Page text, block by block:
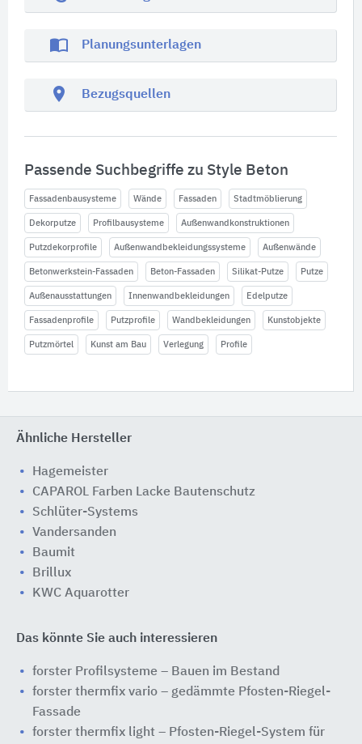
import_contacts Planungsunterlagen
location_on Bezugsquellen
Passende Suchbegriffe zu Style Beton
Fassadenbausysteme Wände Fassaden Stadtmöblierung
Dekorputze Profilbausysteme Außenwandkonstruktionen
Putzdekorprofile Außenwandbekleidungssysteme Außenwände
Betonwerkstein-Fassaden Beton-Fassaden Silikat-Putze Putze
Außenausstattungen Innenwandbekleidungen Edelputze
Fassadenprofile Putzprofile Wandbekleidungen Kunstobjekte
Putzmörtel Kunst am Bau Verlegung Profile
Ähnliche Hersteller
Hagemeister
CAPAROL Farben Lacke Bautenschutz
Schlüter-Systems
Vandersanden
Baumit
Brillux
KWC Aquarotter
Das könnte Sie auch interessieren
forster Profilsysteme – Bauen im Bestand
forster thermfix vario – gedämmte Pfosten-Riegel-
Fassade
forster thermfix light – Pfosten-Riegel-System für